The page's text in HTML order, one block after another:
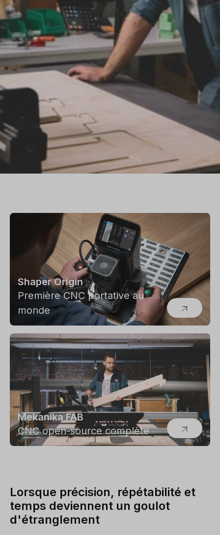
Shaper Origin
Première CNC portative au
monde
Mekanika FAB
CNC open-source complète
Lorsque précision, répétabilité et
temps deviennent un goulot
d'étranglement